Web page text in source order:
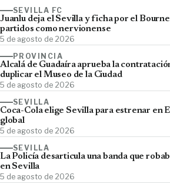
SEVILLA FC
Juanlu deja el Sevilla y ficha por el
partidos como nervionense
5 de agosto de 2026
PROVINCIA
Alcalá de Guadaíra aprueba la
duplicar el Museo de la Ciudad
5 de agosto de 2026
SEVILLA
Coca-Cola elige Sevilla para estrenar en
global
5 de agosto de 2026
SEVILLA
La Policía desarticula una banda que
en Sevilla
5 de agosto de 2026